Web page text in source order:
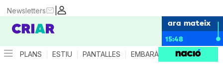
|
Newsletters
ara mateix
15:48
PLANS ESTIU PANTALLES EMBARÀS CRIANÇA